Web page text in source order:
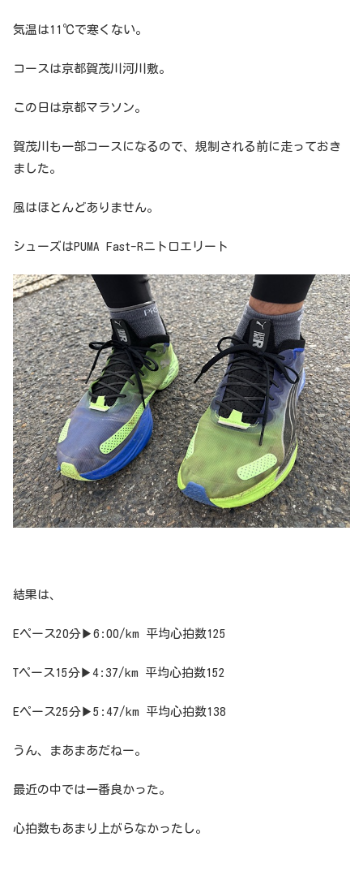
気温は11℃で寒くない。
コースは京都賀茂川河川敷。
この日は京都マラソン。
賀茂川も一部コースになるので、規制される前に走っておき
ました。
風はほとんどありません。
シューズはPUMA Fast-Rニトロエリート
結果は、
Eペース20分▶︎6:00/km 平均心拍数125
Tペース15分▶︎4:37/km 平均心拍数152
Eペース25分▶︎5:47/km 平均心拍数138
うん、まあまあだねー。
最近の中では一番良かった。
心拍数もあまり上がらなかったし。